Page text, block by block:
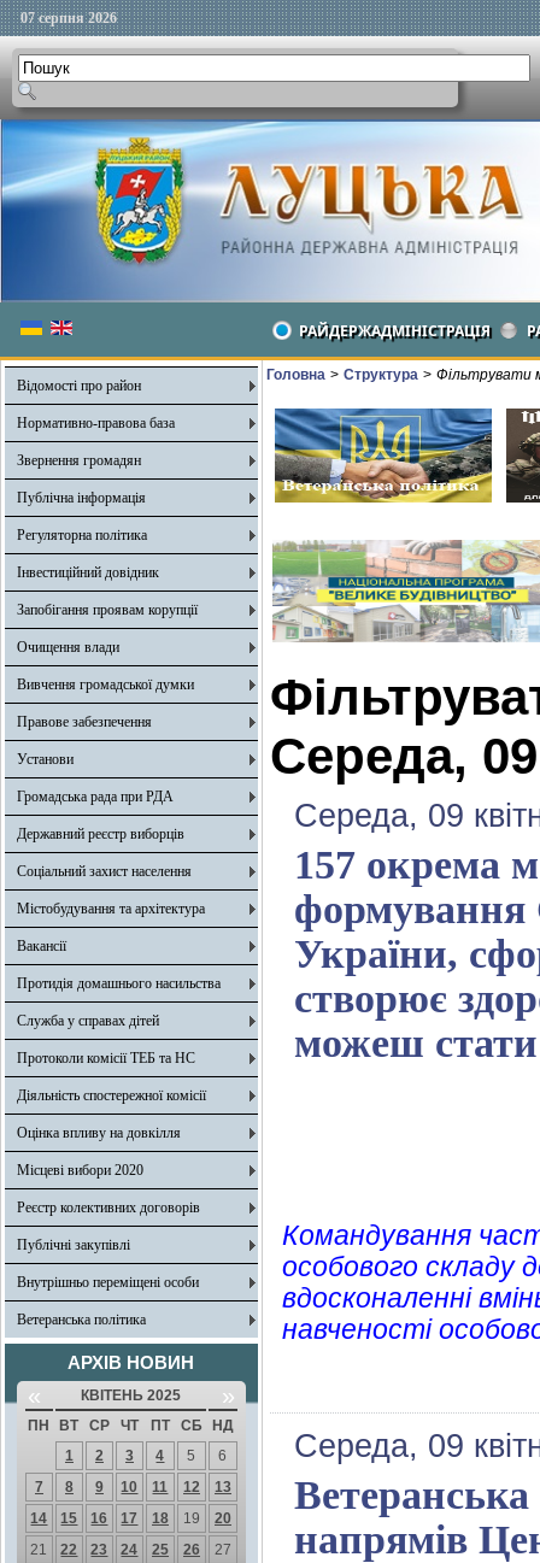
07 серпня 2026
РАЙДЕРЖАДМІНІСТРАЦІЯ
Відомості про район
Нормативно-правова база
Звернення громадян
Публічна інформація
Регуляторна політика
Інвестиційний довідник
Запобігання проявам корупції
Очищення влади
Вивчення громадської думки
Правове забезпечення
Установи
Громадська рада при РДА
Державний реєстр виборців
Соціальний захист населення
Містобудування та архітектура
Вакансії
Протидія домашнього насильства
Служба у справах дітей
Протоколи комісії ТЕБ та НС
Діяльність спостережної комісії
Оцінка впливу на довкілля
Місцеві вибори 2020
Реєстр колективних договорів
Публічні закупівлі
Внутрішньо переміщені особи
Ветеранська політика
АРХІВ НОВИН
« КВІТЕНЬ 2025 »
ПН ВТ СР ЧТ ПТ СБ
НД
1
2 3 4 5
6
7
8 9 10 11 12
13
14
15 16 17 18 19
20
21
22 23 24 25 26
27
Головна > Структура > Фільтрувати
Середа,
Середа, 09
157 окрема
формування
України,
створює
можеш
Командування
особового складу
вдосконаленні
навченості
Середа, 09
Ветеранська
напрямів